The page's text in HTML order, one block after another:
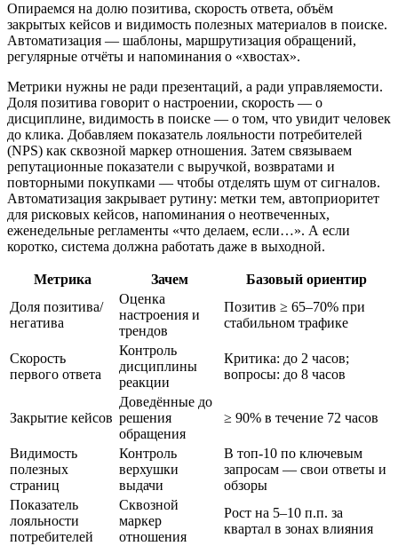
Опираемся на долю позитива, скорость ответа, объём
закрытых кейсов и видимость полезных материалов в поиске.
Автоматизация — шаблоны, маршрутизация обращений,
регулярные отчёты и напоминания о «хвостах».
Метрики нужны не ради презентаций, а ради управляемости.
Доля позитива говорит о настроении, скорость — о
дисциплине, видимость в поиске — о том, что увидит человек
до клика. Добавляем показатель лояльности потребителей
(NPS) как сквозной маркер отношения. Затем связываем
репутационные показатели с выручкой, возвратами и
повторными покупками — чтобы отделять шум от сигналов.
Автоматизация закрывает рутину: метки тем, автоприоритет
для рисковых кейсов, напоминания о неотвеченных,
еженедельные регламенты «что делаем, если…». А если
коротко, система должна работать даже в выходной.
Метрика Зачем
Базовый ориентир
Доля позитива/
негатива
Оценка
настроения и
трендов
Позитив ≥ 65–70% при
стабильном трафике
Скорость
первого ответа
Контроль
дисциплины
реакции
Критика: до 2 часов;
вопросы: до 8 часов
Закрытие кейсов
Доведённые до
решения
обращения
≥ 90% в течение 72 часов
Видимость
полезных
страниц
Контроль
верхушки
выдачи
В топ‑10 по ключевым
запросам — свои ответы и
обзоры
Показатель
лояльности
потребителей
Сквозной
маркер
отношения
Рост на 5–10 п.п. за
квартал в зонах влияния